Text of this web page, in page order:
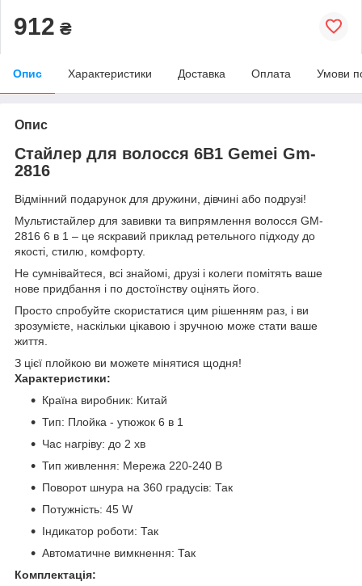
912 ₴
Опис Характеристики Доставка Оплата Умови
Опис
Стайлер для волосся 6В1 Gemei Gm-
2816
Відмінний подарунок для дружини, дівчині або подрузі!
Мультистайлер для завивки та випрямлення волосся GM-
2816 6 в 1 – це яскравий приклад ретельного підходу до
якості, стилю, комфорту.
Не сумнівайтеся, всі знайомі, друзі і колеги помітять ваше
нове придбання і по достоїнству оцінять його.
Просто спробуйте скористатися цим рішенням раз, і ви
зрозумієте, наскільки цікавою і зручною може стати ваше
життя.
З цієї плойкою ви можете мінятися щодня!
Характеристики:
Країна виробник: Китай
Тип: Плойка - утюжок 6 в 1
Час нагріву: до 2 хв
Тип живлення: Мережа 220-240 В
Поворот шнура на 360 градусів: Так
Потужність: 45 W
Індикатор роботи: Так
Автоматичне вимкнення: Так
Комплектація: